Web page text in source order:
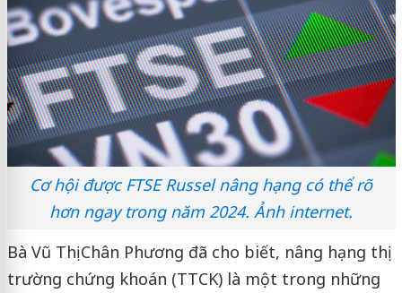
Cơ hội được FTSE Russel nâng hạng có thể rõ
hơn ngay trong năm 2024. Ảnh internet.
Bà Vũ Thị Chân Phương đã cho biết, nâng hạng thị
trường chứng khoán (TTCK) là một trong những